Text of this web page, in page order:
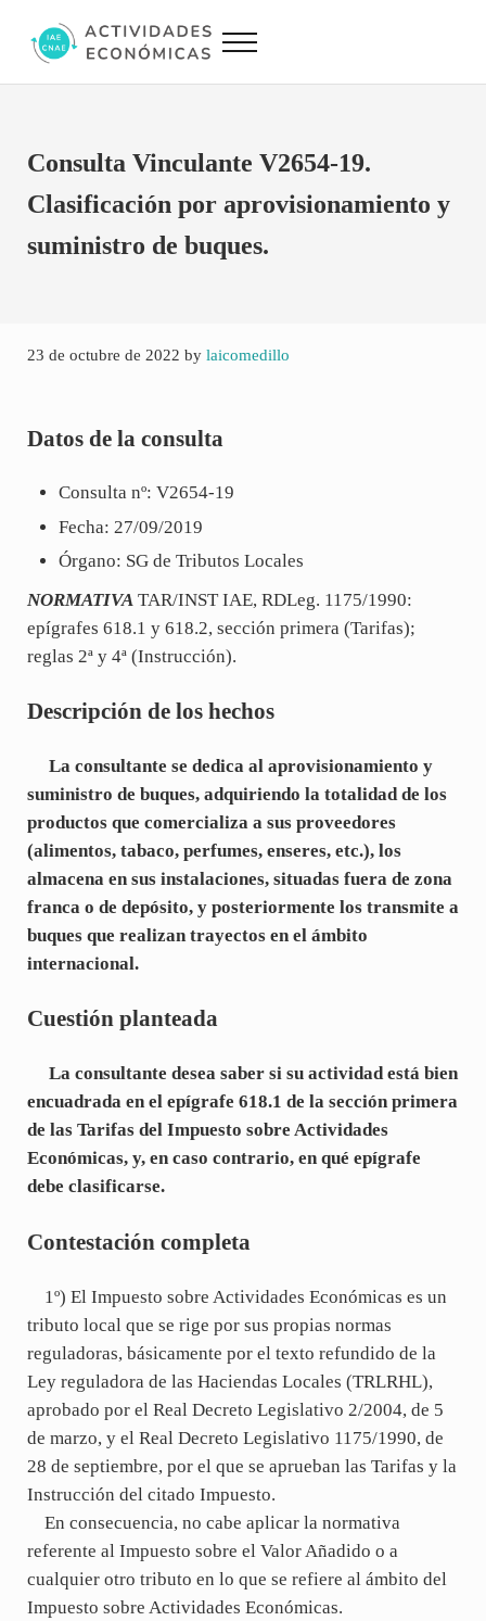
Actividades Económicas IAE CNAE
Menu
Consulta Vinculante V2654-19.
Clasificación por aprovisionamiento y
suministro de buques.
23 de octubre de 2022 by laicomedillo
Datos de la consulta
Consulta nº: V2654-19
Fecha: 27/09/2019
Órgano: SG de Tributos Locales
NORMATIVATAR/INST IAE, RDLeg. 1175/1990:
epígrafes 618.1 y 618.2, sección primera (Tarifas);
reglas 2ª y 4ª (Instrucción).
Descripción de los hechos
La consultante se dedica al aprovisionamiento y
suministro de buques, adquiriendo la totalidad de los
productos que comercializa a sus proveedores
(alimentos, tabaco, perfumes, enseres, etc.), los
almacena en sus instalaciones, situadas fuera de zona
franca o de depósito, y posteriormente los transmite a
buques que realizan trayectos en el ámbito
internacional.
Cuestión planteada
La consultante desea saber si su actividad está bien
encuadrada en el epígrafe 618.1 de la sección primera
de las Tarifas del Impuesto sobre Actividades
Económicas, y, en caso contrario, en qué epígrafe
debe clasificarse.
Contestación completa
1º) El Impuesto sobre Actividades Económicas es un
tributo local que se rige por sus propias normas
reguladoras, básicamente por el texto refundido de la
Ley reguladora de las Haciendas Locales (TRLRHL),
aprobado por el Real Decreto Legislativo 2/2004, de 5
de marzo, y el Real Decreto Legislativo 1175/1990, de
28 de septiembre, por el que se aprueban las Tarifas y la
Instrucción del citado Impuesto.
En consecuencia, no cabe aplicar la normativa
referente al Impuesto sobre el Valor Añadido o a
cualquier otro tributo en lo que se refiere al ámbito del
Impuesto sobre Actividades Económicas.